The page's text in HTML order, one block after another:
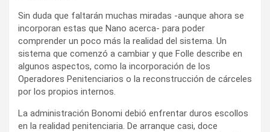
Sin duda que faltarán muchas miradas -aunque ahora se
incorporan estas que Nano acerca- para poder
comprender un poco más la realidad del sistema. Un
sistema que comenzó a cambiar y que Folle describe en
algunos aspectos, como la incorporación de los
Operadores Penitenciarios o la reconstrucción de cárceles
por los propios internos.
La administración Bonomi debió enfrentar duros escollos
en la realidad penitenciaria. De arranque casi, doce